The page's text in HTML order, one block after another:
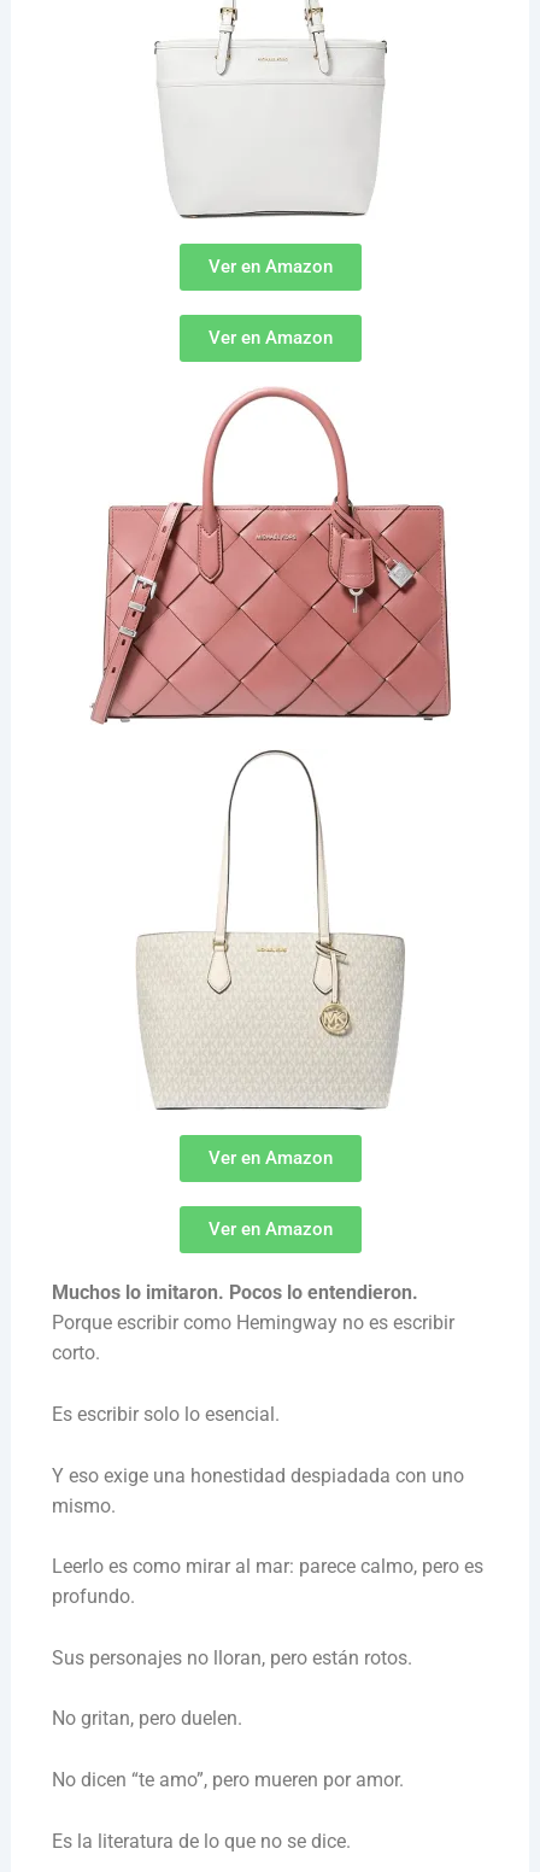
Ver en Amazon
Ver en Amazon
Ver en Amazon
Ver en Amazon
Muchos lo imitaron. Pocos lo entendieron.
Porque escribir como Hemingway no es escribir
corto.
Es escribir solo lo esencial.
Y eso exige una honestidad despiadada con uno
mismo.
Leerlo es como mirar al mar: parece calmo, pero es
profundo.
Sus personajes no lloran, pero están rotos.
No gritan, pero duelen.
No dicen “te amo”, pero mueren por amor.
Es la literatura de lo que no se dice.